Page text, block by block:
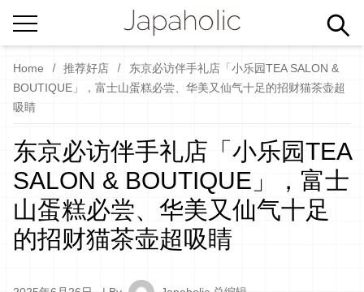
Home 推荐好店
东京必访伴手礼店「小乐园TEA SALON &
BOUTIQUE」，富士山蛋糕必尝、华美又仙气十足的招财猫茶壶超
吸睛
东京必访伴手礼店「小乐园TEA
SALON & BOUTIQUE」，富士
山蛋糕必尝、华美又仙气十足
的招财猫茶壶超吸睛